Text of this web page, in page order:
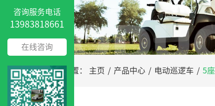
您的位置： 主页 / 产品中心 / 电动巡逻车 / 5
咨询服务电话
13983818661
在线咨询